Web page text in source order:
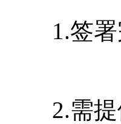
1.签署
2.需提